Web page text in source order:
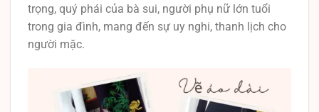
trọng, quý phái của bà sui, người phụ nữ lớn tuổi
trong gia đình, mang đến sự uy nghi, thanh lịch cho
người mặc.